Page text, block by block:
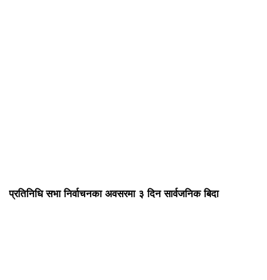
प्रतिनिधि सभा निर्वाचनका अवसरमा ३ दिन सार्वजनिक बिदा